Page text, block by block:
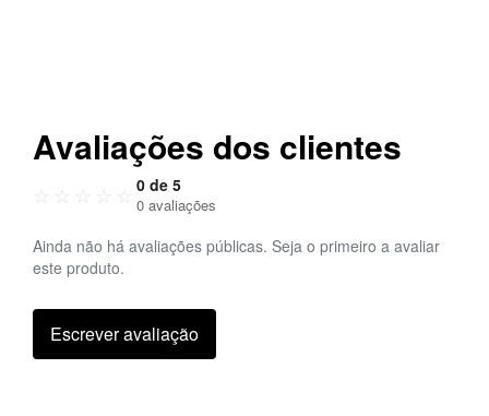
Avaliações dos clientes
☆ ☆ ☆ ☆ ☆ 0 de 5
0 avaliações
Ainda não há avaliações públicas. Seja o primeiro a avaliar
este produto.
Escrever avaliação